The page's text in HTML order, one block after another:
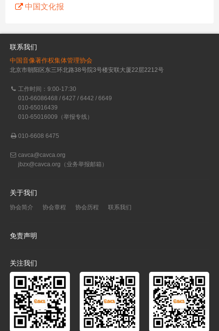
中国文化报
联系我们
中国音像著作权集体管理协会
北京市朝阳区东三环北路38号院3号楼安联大厦22层2212号
工作时间：9:00-17:30
010-66086468 / 6427 / 6442 / 6649
010-65016439
010-65016009（举报专线）
010-6608 6475
cavca@cavca.org
jbzx@cavca.org （业务举报邮箱）
关于我们
协会简介 协会章程 协会历程 联系我们
免责声明
关注我们